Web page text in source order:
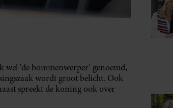
wel ‘de bommenwerper’ genoemd,
wordt groot belicht. Ook
spreekt de koning ook over